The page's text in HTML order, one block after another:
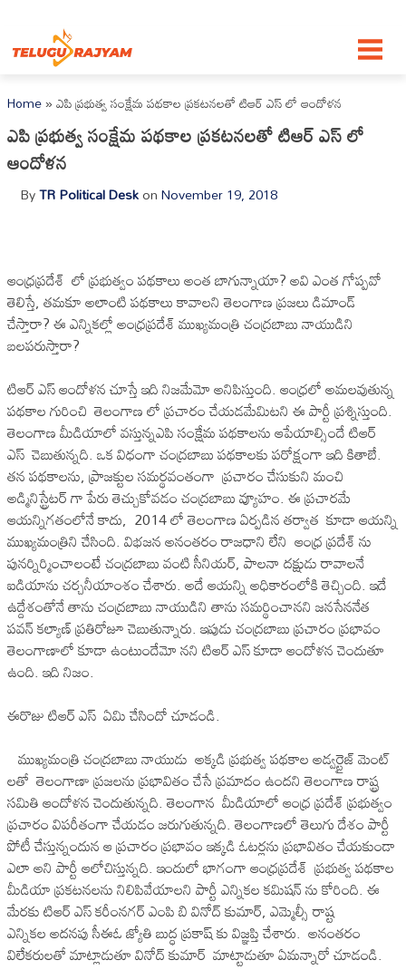
Home»ఎపి ప్రభుత్వ సంక్షేమ పథకాల ప్రకటనలతో టిఆర్ ఎస్ లో ఆందోళన
ఎపి ప్రభుత్వ సంక్షేమ పథకాల ప్రకటనలతో టిఆర్ ఎస్ లో
ఆందోళన
ByTR Political DeskonNovember 19, 2018
ఆంధ్రప్రదేశ్ లో ప్రభుత్వం పథకాలు అంత బాగున్నాయా? అవి ఎంత గోప్పవో
తెలిస్తే, తమకూ అలాంటి పథకాలు కావాలని తెలంగాణ ప్రజలు డిమాండ్
చేస్తారా? ఈ ఎన్నికల్లో అంధ్రప్రదేశ్ ముఖ్యమంత్రి చంద్రబాబు నాయుడిని
బలపరుస్తారా?
టిఆర్ ఎస్ ఆందోళన చూస్తే ఇది నిజమేమో అనిపిస్తుంది. ఆంధ్రలో అమలవుతున్న
పథకాల గురించి తెలంగాణ లో ప్రచారం చేయడమేమిటని ఈ పార్టీ ప్రశ్నిస్తుంది.
తెలంగాణ మీడియాలో వస్తున్నఎపి సంక్షేమ పథకాలను ఆపేయాల్సిందే టిఆర్
ఎస్ చెబుతున్నది. ఒక విధంగా చంద్రబాబు పథకాలకు పరోక్షంగా ఇది కితాబే.
తన పథకాలను, ప్రాజక్టుల సమర్థవంతంగా ప్రచారం చేసుకుని మంచి
అడ్మినిస్ట్రేటర్ గా పేరు తెచ్చుకోవడం చంద్రబాబు వ్యూహం. ఈ ప్రచారమే
ఆయన్నిగతంలోనే కాదు, 2014 లో తెలంగాణ ఏర్పడిన తర్వాత కూడా ఆయన్ని
ముఖ్యమంత్రిని చేసింది. విభజన అనంతరం రాజధాని లేని ఆంధ్ర ప్రదేశ్ ను
పునర్నిర్మించాలంటే చంద్రబాబు వంటి సీనియర్, పాలనా దక్షుడు రావాలనే
ఐడియాను చర్చనీయాంశం చేశారు. అదే ఆయన్ని అధికారంలోకి తెచ్చింది. ఇదే
ఉద్దేశంతోనే తాను చంద్రబాబు నాయుడిని తాను సమర్థించానని జనసేననేత
పవన్ కల్యాణ్ ప్రతిరోజూ చెబుతున్నారు. ఇపుడు చంద్రబాబు ప్రచారం ప్రభావం
తెలంగాణాలో కూడా ఉంటుందేమో నని టిఆర్ ఎస్ కూడా ఆందోళన చెందుతూ
ఉంది. ఇది నిజం.
ఈరొజు టిఆర్ ఎస్ ఏమి చేసిందో చూడండి.
ముఖ్యమంత్రి చంద్రబాబు నాయుడు అక్కడి ప్రభుత్వ పథకాల అడ్వర్టైజ్ మెంట్
లతో తెలంగాణా ప్రజలను ప్రభావితం చేసే ప్రమాదం ఉందని తెలంగాణ రాష్ట్ర
సమితి ఆందోళన చెందుతున్నది. తెలంగాన మీడియాలో ఆంధ్ర ప్రదేశ్ ప్రభుత్వం
ప్రచారం విపరీతంగా చేయడం జరుగుతున్నది. తెలంగాణలో తెలుగు దేశం పార్టీ
పోటీ చేస్తున్నందున ఆ ప్రచారం ప్రభావం ఇక్కడి ఓటర్లను ప్రభావితం చేయకుండా
ఎలా అని పార్టీ ఆలోచిస్తున్నది. ఇందులో భాగంగా ఆంధ్రప్రదేశ్ ప్రభుత్వ పథకాల
మీడియా ప్రకటనలను నిలిపివేయాలని పార్టీ ఎన్నికల కమిషన్ ను కోరింది. ఈ
మేరకు టిఆర్ ఎస్ కరీంనగర్ ఎంపి బి వినోద్ కుమార్, ఎమ్మెల్సీ రాష్ట
ఎన్నికల అదనపు సీఈఓ జ్యోతి బుద్ధ ప్రకాష్ కు విజ్ఞప్తి చేశారు. అనంతరం
విలేకరులతో మాట్లాడుతూ వినోద్ కుమార్ మాట్టాడుతూ ఏమన్నారో చూడండి.